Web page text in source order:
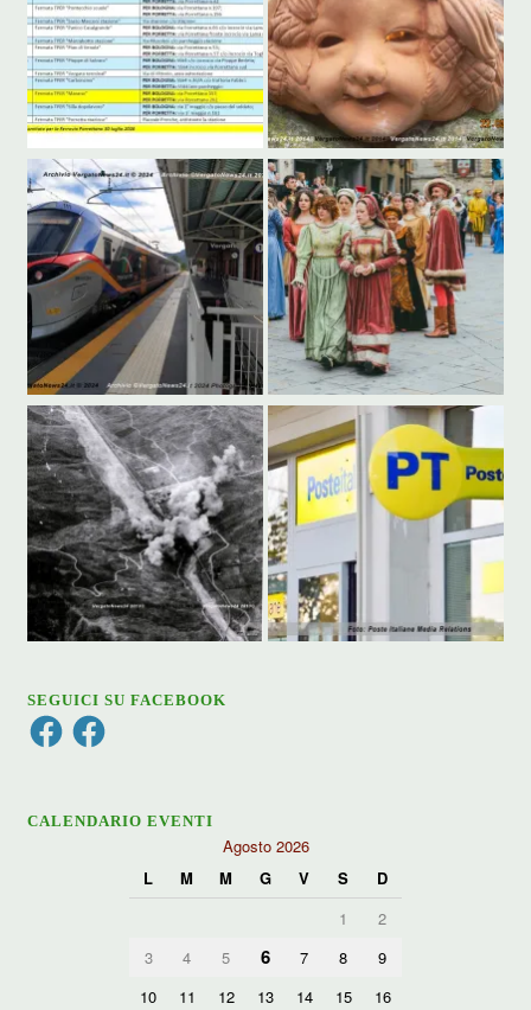
SEGUICI SU FACEBOOK
FacebookFacebook
CALENDARIO EVENTI
Agosto 2026
L
M M G V S
D
1
2
3
4 5 6 7 8
9
10
11 12 13 14 15
16